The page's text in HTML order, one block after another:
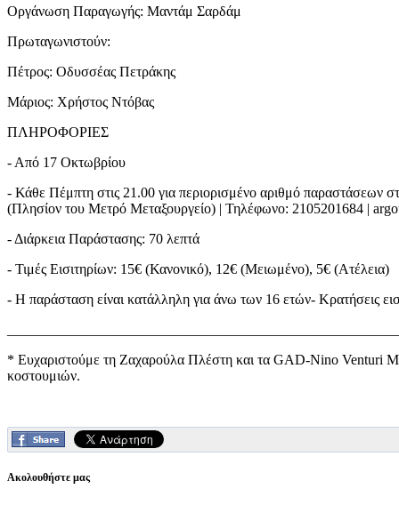
Οργάνωση Παραγωγής: Μαντάμ Σαρδάμ
Πρωταγωνιστούν:
Πέτρος: Οδυσσέας Πετράκης
Μάριος: Χρήστος Ντόβας
ΠΛΗΡΟΦΟΡΙΕΣ
- Από 17 Οκτωβρίου
- Κάθε Πέμπτη στις 21.00 για περιορισμένο αριθμό παραστάσεων
(Πλησίον του Μετρό Μεταξουργείο) | Τηλέφωνο: 2105201684 |
- Διάρκεια Παράστασης: 70 λεπτά
- Τιμές Εισιτηρίων: 15€ (Κανονικό), 12€ (Μειωμένο), 5€ (Ατέλεια)
- Η παράσταση είναι κατάλληλη για άνω των 16 ετών- Κρατήσεις
* Ευχαριστούμε τη Ζαχαρούλα Πλέστη και τα GAD-Nino Venturi
κοστουμιών.
Ακολουθήστε μας